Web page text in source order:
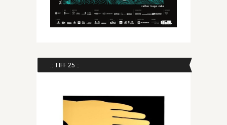
:: TIFF 25 ::